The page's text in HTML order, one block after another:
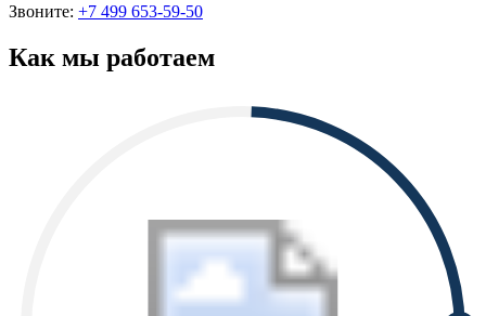
Звоните: +7 499 653-59-50
Как мы работаем